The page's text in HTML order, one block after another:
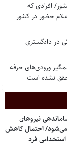
افرادی که
حضور در کشور
در دادگستری
ورودی‌های حرفه
نشده است
نیروهای
می‌شود/ احتمال کاهش
فرد